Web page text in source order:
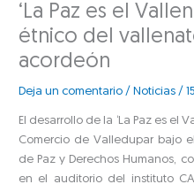
‘La Paz es el
étnico del
acordeón
Deja un comentario / Noticias /
El desarrollo de la ‘La Paz es el
Comercio de Valledupar bajo
de Paz y Derechos Humanos,
en el auditorio del instituto